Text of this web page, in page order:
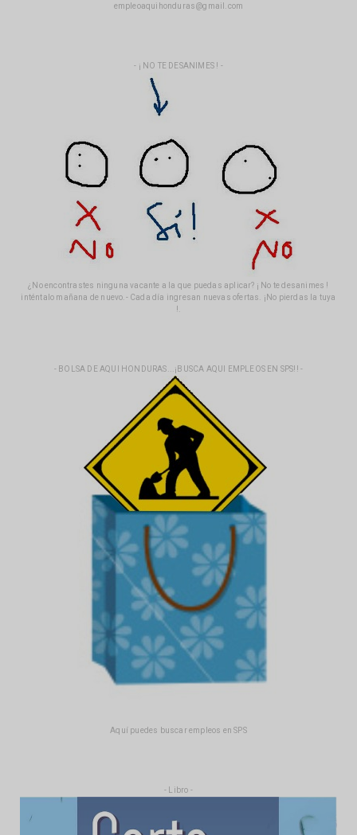
empleoaquihonduras@gmail.com
- ¡ NO TE DESANIMES ! -
¿No encontrastes ninguna vacante a la que puedas aplicar? ¡ No te desanimes !
inténtalo mañana de nuevo.- Cada día ingresan nuevas ofertas. ¡No pierdas la tuya
!.
- BOLSA DE AQUI HONDURAS...¡BUSCA AQUI EMPLEOS EN SPS!! -
Aquí puedes buscar empleos en SPS
- Libro -